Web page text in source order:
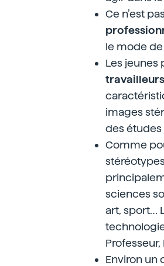
Ce n’est
le mode de
Les jeunes
images
des études
Comme
sciences
art, sport…
Environ un